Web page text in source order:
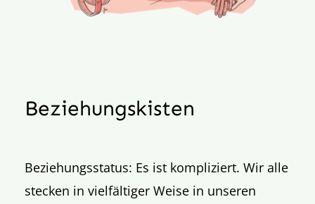
Beziehungskisten
Beziehungsstatus: Es ist kompliziert. Wir alle
stecken in vielfältiger Weise in unseren